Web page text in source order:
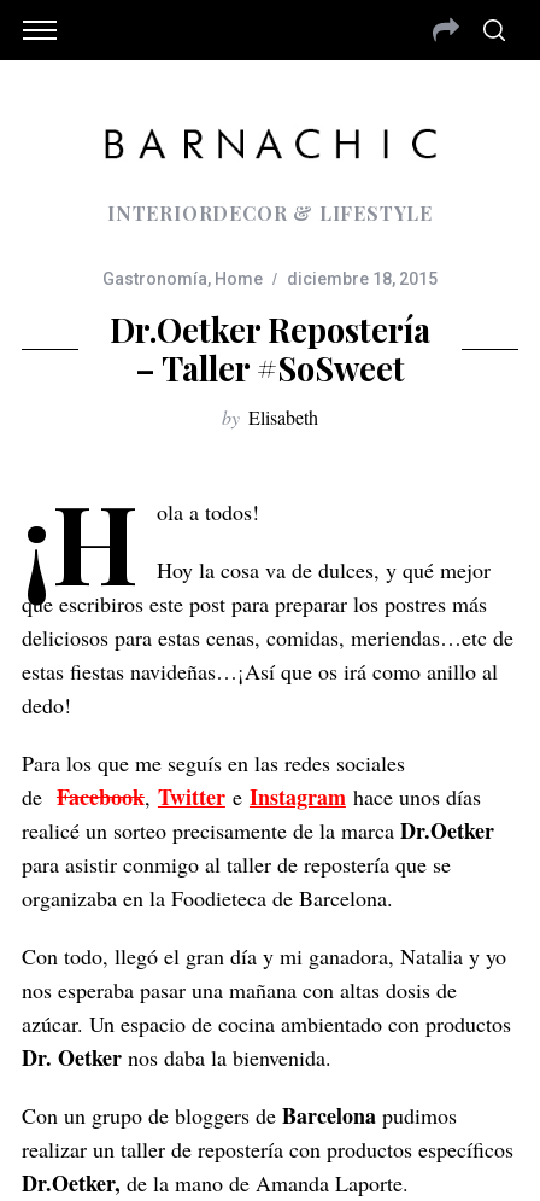
INTERIORDECOR & LIFESTYLE
Gastronomía, Home diciembre 18, 2015
Dr.Oetker Repostería
– Taller #soSweet
by Elisabeth
¡H
ola a todos!
Hoy la cosa va de dulces, y qué mejor
que escribiros este post para preparar los postres más
deliciosos para estas cenas, comidas, meriendas…etc de
estas fiestas navideñas…¡Así que os irá como anillo al
dedo!
Para los que me seguís en las redes sociales
de Facebook, Twitter e Instagramhace unos días
realicé un sorteo precisamente de la marca Dr.Oetker
para asistir conmigo al taller de repostería que se
organizaba en la Foodieteca de Barcelona.
Con todo, llegó el gran día y mi ganadora, Natalia y yo
nos esperaba pasar una mañana con altas dosis de
azúcar. Un espacio de cocina ambientado con productos
Dr. Oetkernos daba la bienvenida.
Con un grupo de bloggers de Barcelonapudimos
realizar un taller de repostería con productos específicos
Dr.Oetker, de la mano de Amanda Laporte.